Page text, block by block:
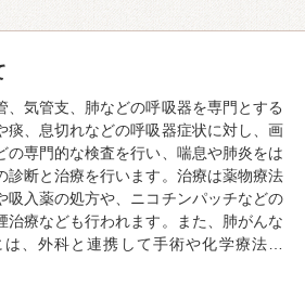
、気管支、肺などの呼吸器を専門とする
痰、息切れなどの呼吸器症状に対し、画
の専門的な検査を行い、喘息や肺炎をは
診断と治療を行います。治療は薬物療法
吸入薬の処方や、ニコチンパッチなどの
治療なども行われます。また、肺がんな
、外科と連携して手術や化学療法…